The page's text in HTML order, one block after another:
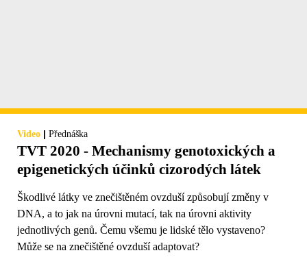
Video | Přednáška
TVT 2020 - Mechanismy genotoxických a
epigenetických účinků cizorodých látek
Škodlivé látky ve znečištěném ovzduší způsobují změny v
DNA, a to jak na úrovni mutací, tak na úrovni aktivity
jednotlivých genů. Čemu všemu je lidské tělo vystaveno?
Může se na znečištěné ovzduší adaptovat?